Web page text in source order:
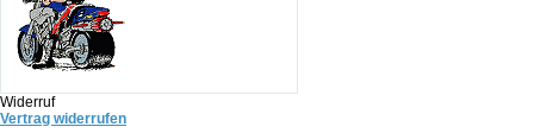
Widerruf
Vertrag widerrufen